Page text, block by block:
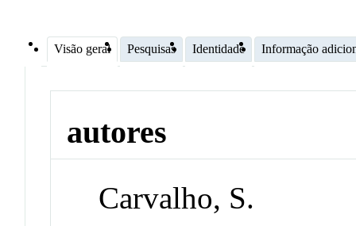
Visão geral Pesquisas Identidade Informação
autores
Carvalho, S.